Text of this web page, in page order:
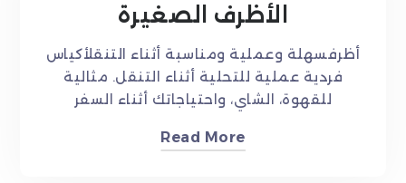
الأظرف الصغيرة
أظرفسهلة وعملية ومناسبة أثناء التنقلأكياس
فردية عملية للتحلية أثناء التنقل. مثالية
للقهوة، الشاي، واحتياجاتك أثناء السفر
Read More